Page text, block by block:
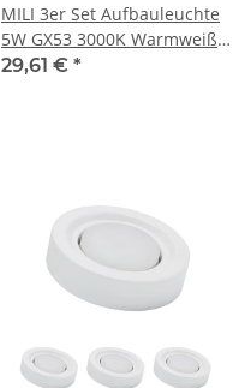
MILI 3er Set Aufbauleuchte
5W GX53 3000K Warmweiß
230V 360 lumen Eisen
29,61 € *